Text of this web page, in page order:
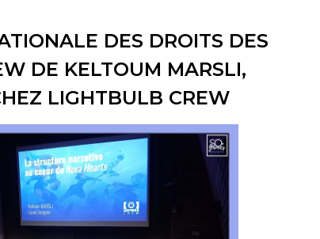
DES DROITS DES
DE KELTOUM MARSLI,
LIGHTBULB CREW